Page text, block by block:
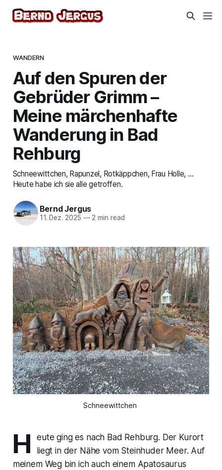
WANDERN
Auf den Spuren der
Gebrüder Grimm –
Meine märchenhafte
Wanderung in Bad
Rehburg
Schneewittchen, Rapunzel, Rotkäppchen, Frau Holle, …
Heute habe ich sie alle getroffen.
Bernd Jergus
11. Dez. 2025 —2 min read
Schneewittchen
H
eute ging es nach Bad Rehburg. Der Kurort
liegt in der Nähe vom Steinhuder Meer. Auf
meinem Weg bin ich auch einem Apatosaurus